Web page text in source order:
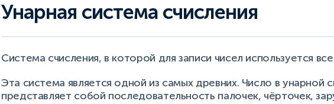
Унарная система счисления
Система счисления, в которой для записи чисел используется
Эта система является одной из самых древних. Число в унарной
представляет собой последовательность палочек, чёрточек,